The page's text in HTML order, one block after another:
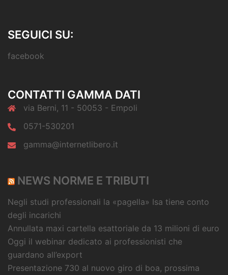
SEGUICI SU:
facebook
CONTATTI GAMMA DATI
via Berni, 11 - 50053 - Empoli
0571-530201
gamma@internetlibero.it
NEWS NORME E TRIBUTI
Negli studi professionali la «pagella» Isa tiene conto
degli incarichi
Annullata maxi cartella esattoriale da 13 milioni di euro
Oggi il webinar dedicato ai professionisti che
guardano all’export
Presentazione 730 al nuovo giro di boa, prossima